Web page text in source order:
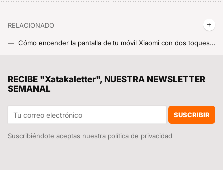
RELACIONADO
Cómo encender la pantalla de tu móvil Xiaomi con dos toques y otros métodos para no tocar los botones
Ojalá hubiese descubierto antes el truco de la cebolla en el microondas
RECIBE "Xatakaletter", NUESTRA NEWSLETTER
SEMANAL
SUSCRIBIR
Suscribiéndote aceptas nuestra política de privacidad